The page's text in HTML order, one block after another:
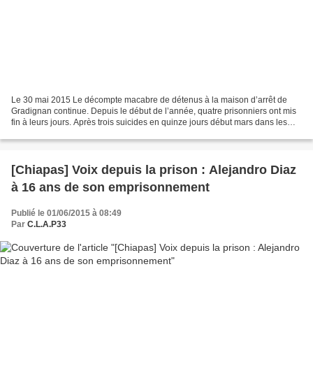
Le 30 mai 2015 Le décompte macabre de détenus à la maison d’arrêt de
Gradignan continue. Depuis le début de l’année, quatre prisonniers ont mis
fin à leurs jours. Après trois suicides en quinze jours début mars dans les
[Chiapas] Voix depuis la prison : Alejandro Diaz
à 16 ans de son emprisonnement
Publié le 01/06/2015 à 08:49
Par C.L.A.P33